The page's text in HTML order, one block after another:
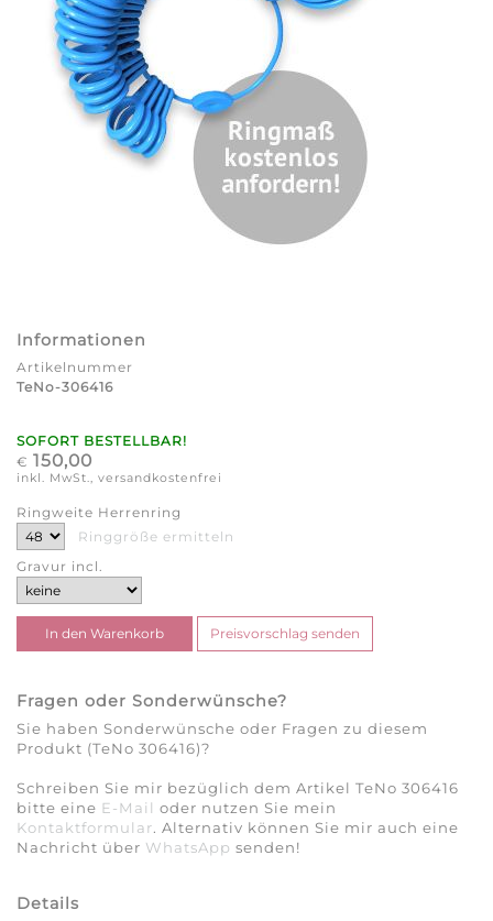
Informationen
Artikelnummer
TeNo-306416
SOFORT BESTELLBAR!
€ 150,00
inkl. MwSt., versandkostenfrei
Ringweite Herrenring
Ringgröße ermitteln
Gravur incl.
Fragen oder Sonderwünsche?
Sie haben Sonderwünsche oder Fragen zu diesem
Produkt (TeNo 306416)?
Schreiben Sie mir bezüglich dem Artikel TeNo 306416
bitte eine E-Mail oder nutzen Sie mein
Kontaktformular. Alternativ können Sie mir auch eine
Nachricht über WhatsApp senden!
Details